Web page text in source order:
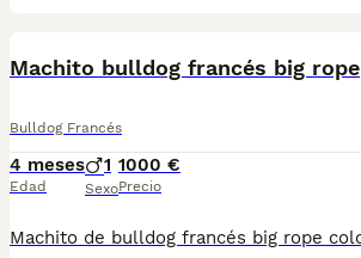
Machito bulldog francés big rope
Bulldog Francés
4 meses
Edad
1
Sexo
1000 €
Precio